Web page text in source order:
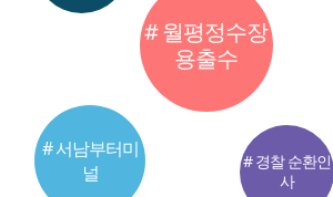
# 월평정수장
용출수
# 서남부터미
널
# 경찰 순환인
사